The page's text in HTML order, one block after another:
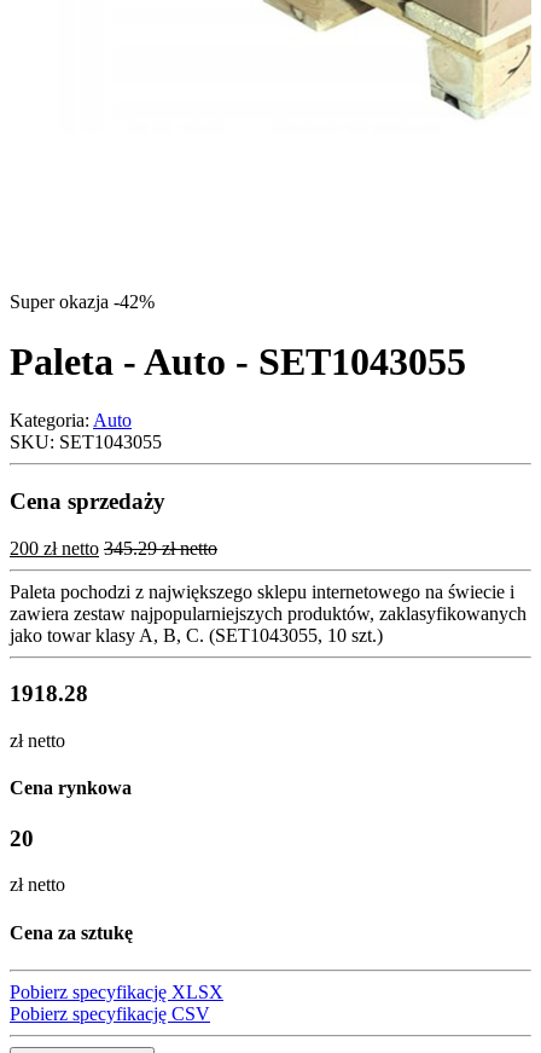
Super okazja -42%
Paleta - Auto - SET1043055
Kategoria: Auto
SKU: SET1043055
Cena sprzedaży
200 zł netto 345.29 zł netto
Paleta pochodzi z największego sklepu internetowego na świecie i
zawiera zestaw najpopularniejszych produktów, zaklasyfikowanych
jako towar klasy A, B, C. (SET1043055, 10 szt.)
1918.28
zł netto
Cena rynkowa
20
zł netto
Cena za sztukę
Pobierz specyfikację XLSX
Pobierz specyfikację CSV